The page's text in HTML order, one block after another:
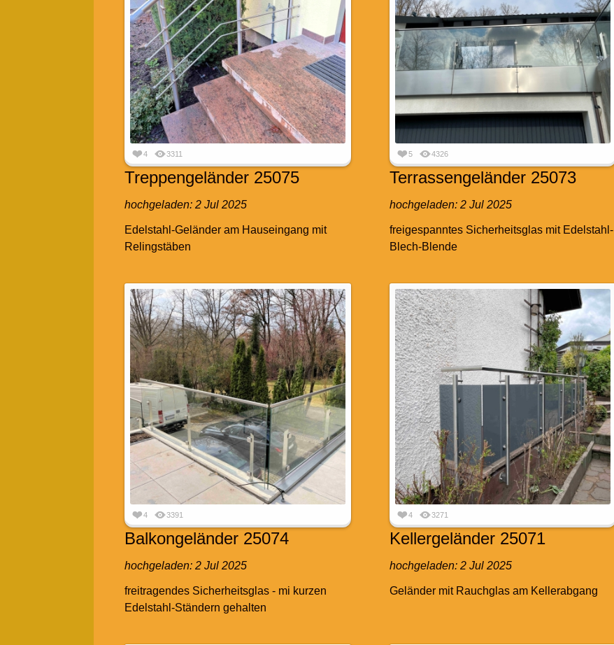
4 3311
Treppengeländer 25075
hochgeladen: 2 Jul 2025
Edelstahl-Geländer am Hauseingang mit
Relingstäben
5 4326
Terrassengeländer 25073
hochgeladen: 2 Jul 2025
freigespanntes Sicherheitsglas mit Edelstahl-
Blech-Blende
4 3391
Balkongeländer 25074
hochgeladen: 2 Jul 2025
freitragendes Sicherheitsglas - mi kurzen
Edelstahl-Ständern gehalten
4 3271
Kellergeländer 25071
hochgeladen: 2 Jul 2025
Geländer mit Rauchglas am Kellerabgang